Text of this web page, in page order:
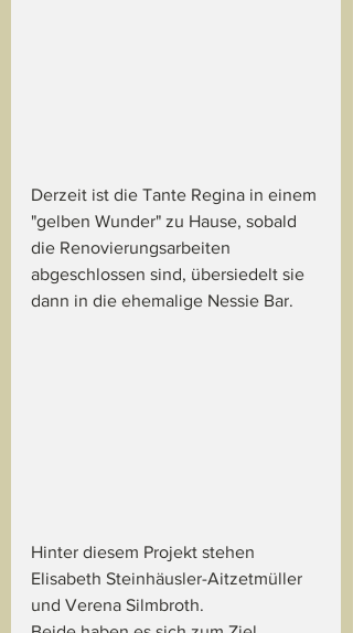
Derzeit ist die Tante Regina in einem
"gelben Wunder" zu Hause, sobald
die Renovierungsarbeiten
abgeschlossen sind, übersiedelt sie
dann in die ehemalige Nessie Bar.
Hinter diesem Projekt stehen
Elisabeth Steinhäusler-Aitzetmüller
und Verena Silmbroth.